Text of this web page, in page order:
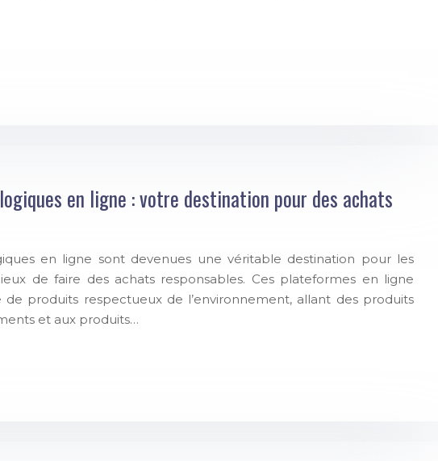
en ligne : votre destination pour des achats
en ligne sont devenues une véritable destination pour les
de faire des achats responsables. Ces plateformes en ligne
produits respectueux de l’environnement, allant des produits
et aux produits…